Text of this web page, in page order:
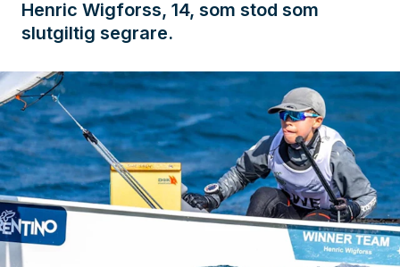
Henric Wigforss, 14, som stod som
slutgiltig segrare.